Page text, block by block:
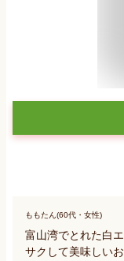
ももたん(60代・女性)
富山湾でとれた白
サクして美味しい